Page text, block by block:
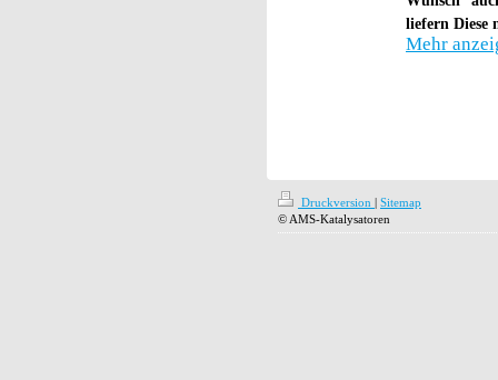
liefern Diese
Mehr
Druckversion | Sitemap
© AMS-Katalysatoren